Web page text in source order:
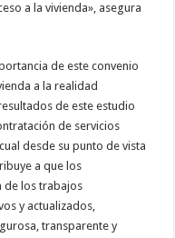
a la vivienda», asegura
de este convenio
a la realidad
de este estudio
de servicios
desde su punto de vista
a que los
de los trabajos
y actualizados,
transparente y